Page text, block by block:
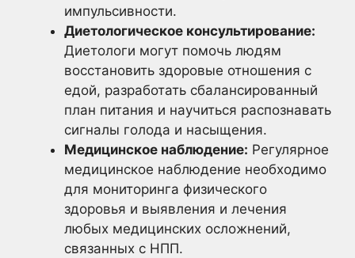
импульсивности.
Диетологическое консультирование:
Диетологи могут помочь людям
восстановить здоровые отношения с
едой, разработать сбалансированный
план питания и научиться распознавать
сигналы голода и насыщения.
Медицинское наблюдение: Регулярное
медицинское наблюдение необходимо
для мониторинга физического
здоровья и выявления и лечения
любых медицинских осложнений,
связанных с НПП.